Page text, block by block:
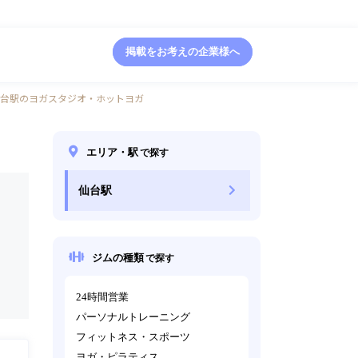
掲載をお考えの企業様へ
駅のヨガスタジオ・ホットヨガ
エリア・駅で探す
仙台駅
ジムの種類で探す
24時間営業
パーソナルトレーニング
フィットネス・スポーツ